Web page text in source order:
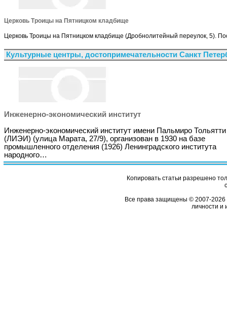
Церковь Троицы на Пятницком кладбище
Церковь Троицы на Пятницком кладбище (Дробнолитейный переулок, 5).
Культурные центры, достопримечательности Санкт
Инженерно-экономический институт
Инженерно-экономический институт имени Пальмиро Тольятти
(ЛИЭИ) (улица Марата, 27/9), организован в 1930 на базе
промышленного отделения (1926) Ленинградского института
народного…
Копировать статьи разрешено
Все права защищены © 2007-2026
личности и